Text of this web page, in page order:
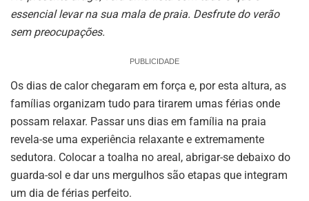
essencial levar na sua mala de praia. Desfrute do verão
sem preocupações.
PUBLICIDADE
Os dias de calor chegaram em força e, por esta altura, as
famílias organizam tudo para tirarem umas férias onde
possam relaxar. Passar uns dias em família na praia
revela-se uma experiência relaxante e extremamente
sedutora. Colocar a toalha no areal, abrigar-se debaixo do
guarda-sol e dar uns mergulhos são etapas que integram
um dia de férias perfeito.